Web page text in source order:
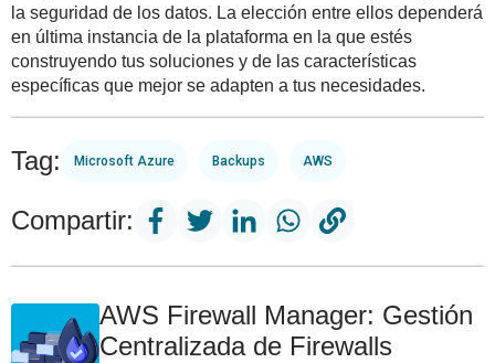
la seguridad de los datos. La elección entre ellos dependerá
en última instancia de la plataforma en la que estés
construyendo tus soluciones y de las características
específicas que mejor se adapten a tus necesidades.
Tag: Microsoft Azure Backups AWS
Compartir:
AWS Firewall Manager: Gestión
Centralizada de Firewalls